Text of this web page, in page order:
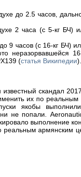
до 2.5 часов,
2 часа (с 5-кг БЧ)
9 часов (с 16-кг БЧ)
неразорвавшейся
(статья Википедии).
скандал
их по
якобы
не попали.
выполнение
реальным армянским